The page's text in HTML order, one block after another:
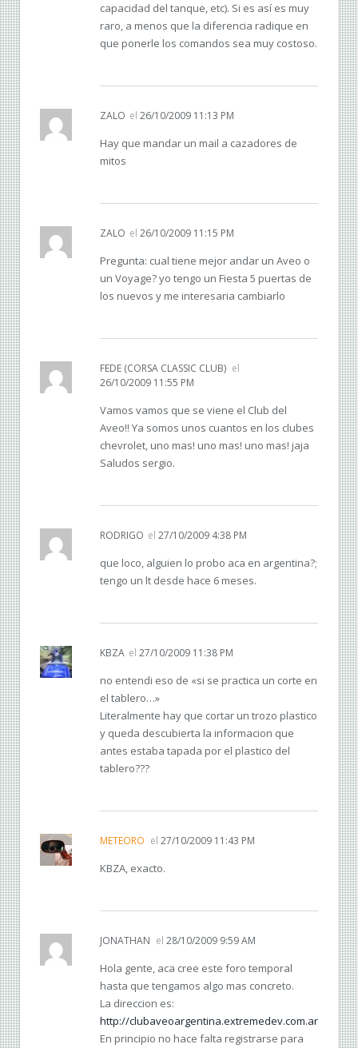
capacidad del tanque, etc). Si es así es muy
raro, a menos que la diferencia radique en
que ponerle los comandos sea muy costoso.
ZALO el 26/10/2009 11:13 PM
Hay que mandar un mail a cazadores de
mitos
ZALO el 26/10/2009 11:15 PM
Pregunta: cual tiene mejor andar un Aveo o
un Voyage? yo tengo un Fiesta 5 puertas de
los nuevos y me interesaria cambiarlo
FEDE (CORSA CLASSIC CLUB) el
26/10/2009 11:55 PM
Vamos vamos que se viene el Club del
Aveo!! Ya somos unos cuantos en los clubes
chevrolet, uno mas! uno mas! uno mas! jaja
Saludos sergio.
RODRIGO el 27/10/2009 4:38 PM
que loco, alguien lo probo aca en argentina?;
tengo un lt desde hace 6 meses.
KBZA el 27/10/2009 11:38 PM
no entendi eso de «si se practica un corte en
el tablero…»
Literalmente hay que cortar un trozo plastico
y queda descubierta la informacion que
antes estaba tapada por el plastico del
tablero???
METEORO el 27/10/2009 11:43 PM
KBZA, exacto.
JONATHAN el 28/10/2009 9:59 AM
Hola gente, aca cree este foro temporal
hasta que tengamos algo mas concreto.
La direccion es:
http://clubaveoargentina.extremedev.com.ar
En principio no hace falta registrarse para